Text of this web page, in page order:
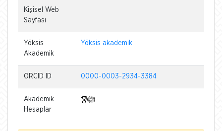
Kişisel Web
Sayfası
Yöksis
Akademik
Yöksis akademik
ORCID ID 0000-0003-2934-3384
Akademik
Hesaplar